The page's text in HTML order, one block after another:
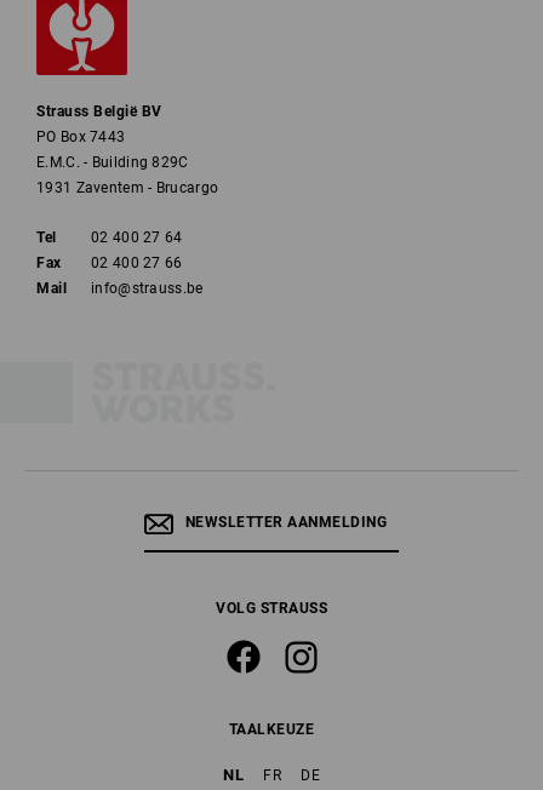
Strauss België BV
PO Box 7443
E.M.C. - Building 829C
1931 Zaventem - Brucargo
Tel
02 400 27 64
Fax
02 400 27 66
Mail
info@strauss.be
NEWSLETTER AANMELDING
VOLG STRAUSS
TAALKEUZE
NL FR DE